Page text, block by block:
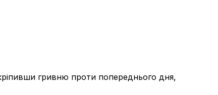
гривню проти попереднього дня,